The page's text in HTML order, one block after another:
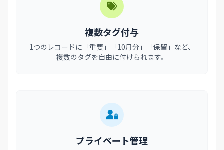
複数タグ付与
1つのレコードに「重要」「10月分」「保留」など、
複数のタグを自由に付けられます。
プライベート管理